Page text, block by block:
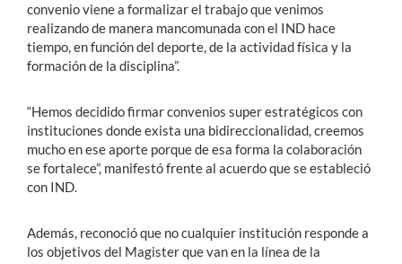
convenio viene a formalizar el trabajo que venimos
realizando de manera mancomunada con el IND hace
tiempo, en función del deporte, de la actividad física y la
formación de la disciplina”.
“Hemos decidido firmar convenios super estratégicos con
instituciones donde exista una bidireccionalidad, creemos
mucho en ese aporte porque de esa forma la colaboración
se fortalece”, manifestó frente al acuerdo que se estableció
con IND.
Además, reconoció que no cualquier institución responde a
los objetivos del Magister que van en la línea de la